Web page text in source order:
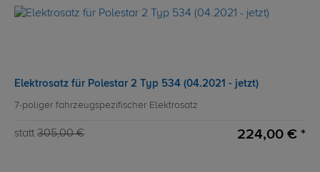
Elektrosatz für Polestar 2 Typ 534 (04.2021 - jetzt)
7-poliger fahrzeugspezifischer Elektrosatz
statt 305,00 € 224,00 € *